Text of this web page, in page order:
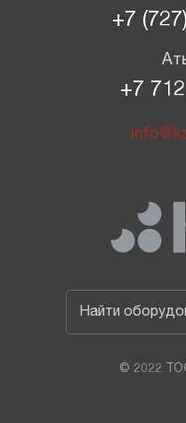
+7
+7
Найти
© 2022